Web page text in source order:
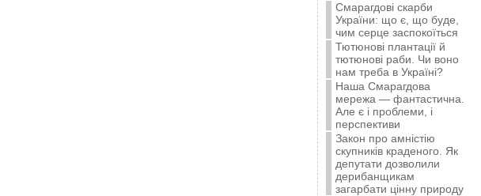
Смарагдові скарби
України: що є, що буде,
чим серце заспокоїться
Тютюнові плантації й
тютюнові раби. Чи воно
нам треба в Україні?
Наша Смарагдова
мережа — фантастична.
Але є і проблеми, і
перспективи
Закон про амністію
скупників краденого. Як
депутати дозволили
дерибанщикам
загарбати цінну природу